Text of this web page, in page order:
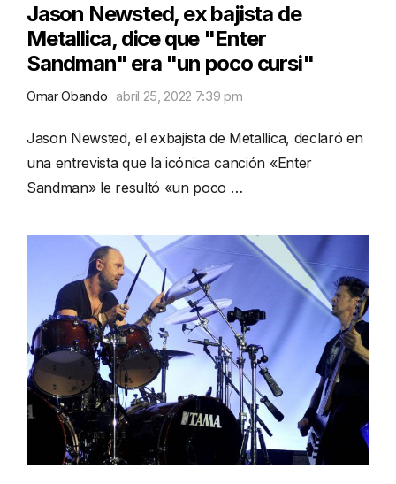
Jason Newsted, ex bajista de
Metallica, dice que "Enter
Sandman" era "un poco cursi"
Omar Obando abril 25, 2022 7:39 pm
Jason Newsted, el exbajista de Metallica, declaró en
una entrevista que la icónica canción «Enter
Sandman» le resultó «un poco …